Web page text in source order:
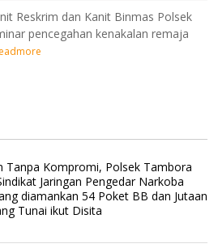
Reskrim dan Kanit Binmas Polsek
pencegahan kenakalan remaja
Tanpa Kompromi, Polsek Tambora
Jaringan Pengedar Narkoba
diamankan 54 Poket BB dan Jutaan
Tunai ikut Disita